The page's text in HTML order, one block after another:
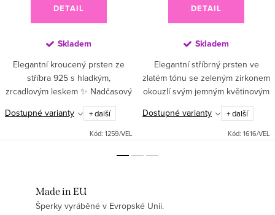
DETAIL
Skladem
Elegantní kroucený prsten ze
stříbra 925 s hladkým,
zrcadlovým leskem ✨ Nadčasový
design, který působí jemně, ale
zároveň výrazně a stylově 🤍
Materiál: Vysoce kvalitní ...
Dostupné varianty + další
Kód: 1259/VEL
DETAIL
Skladem
Elegantní stříbrný prsten ve
zlatém tónu se zeleným zirkonem
okouzlí svým jemným květinovým
designem a luxusním třpytem 💚
✨ Sytě zelený středový kámen je
obklopen drobnými čirými...
Dostupné varianty + další
Kód: 1616/VEL
Made in EU
Šperky vyráběné v Evropské Unii.